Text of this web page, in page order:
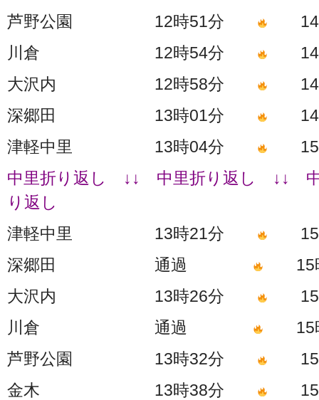
芦野公園 12時51分
14
川倉 12時54分
14
大沢内 12時58分
14
深郷田 13時01分
14
津軽中里 13時04分
15
中里折り返し ↓↓ 中里折り返し ↓↓
り返し
津軽中里 13時21分
15
深郷田 通過
15
大沢内 13時26分
15
川倉 通過
15
芦野公園 13時32分
15
金木 13時38分
15